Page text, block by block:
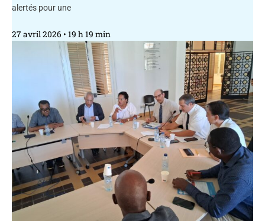
alertés pour une
27 avril 2026 19 h 19 min